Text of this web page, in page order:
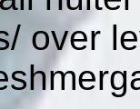
over